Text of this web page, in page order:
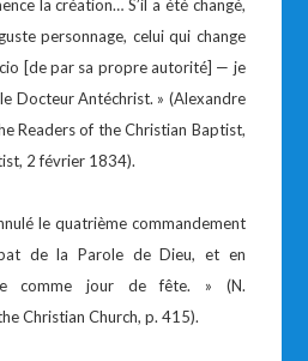
la création… S’il a été changé,
personnage, celui qui change
[de par sa propre autorité] — je
Docteur Antéchrist. » (Alexandre
Readers of the Christian Baptist,
2 février 1834).
le quatrième commandement
de la Parole de Dieu, et en
comme jour de fête. » (N.
Christian Church, p. 415).